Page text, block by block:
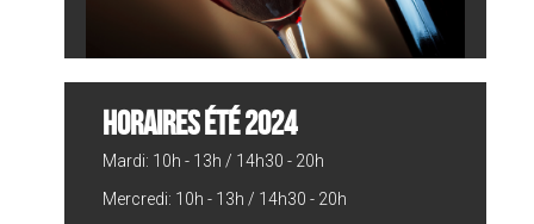
HORAIRES ÉTÉ 2024
Mardi: 10h - 13h / 14h30 - 20h
Mercredi: 10h - 13h / 14h30 - 20h